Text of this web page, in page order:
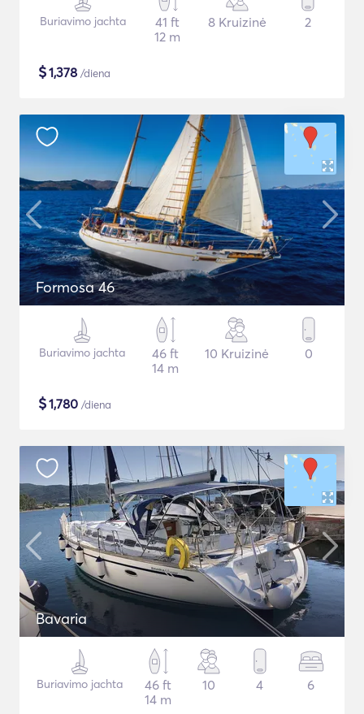
Buriavimo jachta
41 ft
12 m
8 Kruizinė 2
$1,378 /diena
Formosa 46
Buriavimo jachta
46 ft
14 m
10 Kruizinė 0
$1,780 /diena
Bavaria
Buriavimo jachta
46 ft
14 m
10 4 6